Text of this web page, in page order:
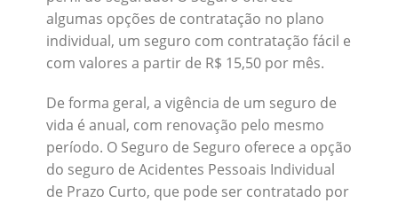
algumas opções de contratação no plano
individual, um seguro com contratação fácil e
com valores a partir de R$ 15,50 por mês.
De forma geral, a vigência de um seguro de
vida é anual, com renovação pelo mesmo
período. O Seguro de Seguro oferece a opção
do seguro de Acidentes Pessoais Individual
de Prazo Curto, que pode ser contratado por